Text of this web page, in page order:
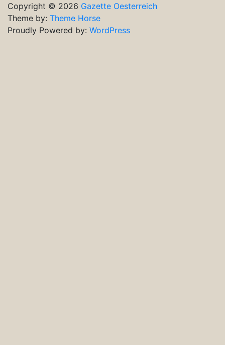
Copyright © 2026 Gazette Oesterreich
Theme by: Theme Horse
Proudly Powered by: WordPress